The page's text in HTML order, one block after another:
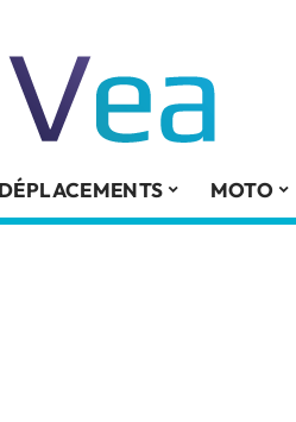
DÉPLACEMENTS MOTO